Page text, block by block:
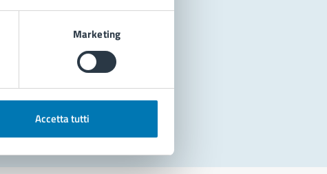
Marketing
Accetta tutti